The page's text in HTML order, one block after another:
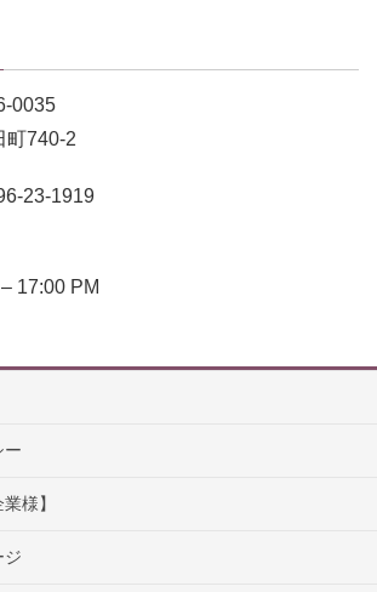
0035
町740-2
23-1919
17:00 PM
ー
様】
ジ